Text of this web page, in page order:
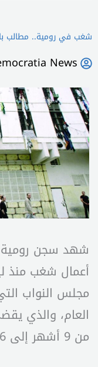
شغب في رومية.. مطالب
News
شهد سجن رومية
أعمال شغب منذ
مجلس النواب
العام، والذي
من 9 أشهر إلى 6 أشهر.